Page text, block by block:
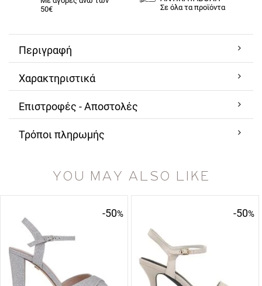
50€
Σε όλα τα προϊόντα
Περιγραφή
Χαρακτηριστικά
Επιστροφές - Αποστολές
Τρόποι πληρωμής
YOU MAY ALSO LIKE
-50% -50%